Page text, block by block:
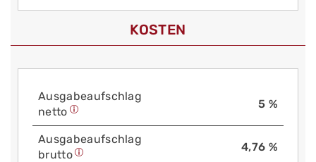
KOSTEN
Aus­gabe­auf­schlag
netto
5 %
Aus­gabe­auf­schlag
brutto
4,76 %